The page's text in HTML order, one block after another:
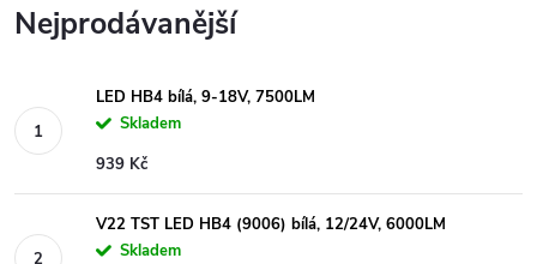
Nejprodávanější
LED HB4 bílá, 9-18V, 7500LM
Skladem
939 Kč
V22 TST LED HB4 (9006) bílá, 12/24V, 6000LM
Skladem